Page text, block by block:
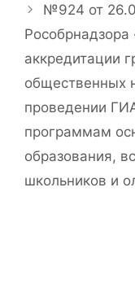
№924 от
аккредитации
общественных
проведении
программам
образования,
школьников и